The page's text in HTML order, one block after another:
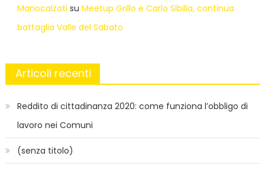
Manocalzati su Meetup Grillo e Carlo Sibilia, continua
battaglia Valle del Sabato
Articoli recenti
Reddito di cittadinanza 2020: come funziona l’obbligo di
lavoro nei Comuni
(senza titolo)